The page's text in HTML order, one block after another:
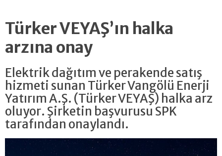
Türker VEYAŞ’ın halka
arzına onay
Elektrik dağıtım ve perakende satış
hizmeti sunan Türker Vangölü Enerji
Yatırım A.Ş. (Türker VEYAŞ) halka arz
oluyor. Şirketin başvurusu SPK
tarafından onaylandı.